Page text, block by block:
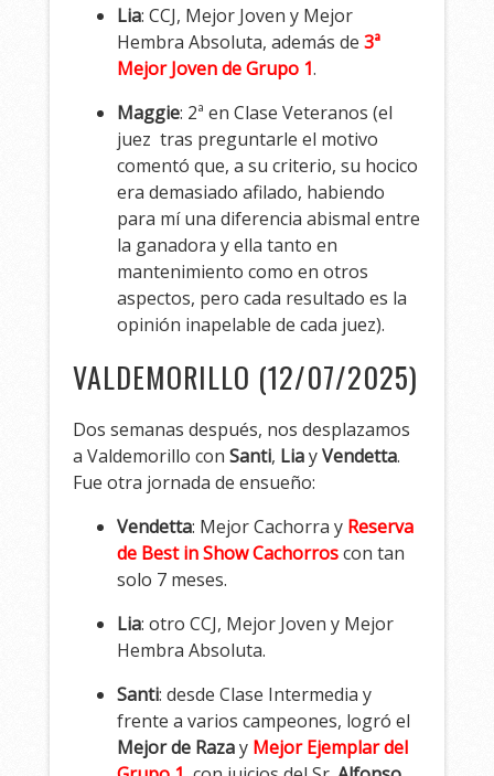
Lia: CCJ, Mejor Joven y Mejor
Hembra Absoluta, además de3ª
Mejor Joven de Grupo 1.
Maggie: 2ª en Clase Veteranos (el
juez tras preguntarle el motivo
comentó que, a su criterio, su hocico
era demasiado afilado, habiendo
para mí una diferencia abismal entre
la ganadora y ella tanto en
mantenimiento como en otros
aspectos, pero cada resultado es la
opinión inapelable de cada juez).
VALDEMORILLO (12/07/2025)
Dos semanas después, nos desplazamos
a Valdemorillo conSanti, LiayVendetta.
Fue otra jornada de ensueño:
Vendetta: Mejor Cachorra y Reserva
de Best in Show Cachorroscon tan
solo 7 meses.
Lia: otro CCJ, Mejor Joven y Mejor
Hembra Absoluta.
Santi: desde Clase Intermedia y
frente a varios campeones, logró el
Mejor de Razay Mejor Ejemplar del